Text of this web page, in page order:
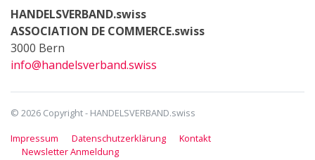
HANDELSVERBAND.swiss
ASSOCIATION DE COMMERCE.swiss
3000 Bern
info@handelsverband.swiss
© 2026 Copyright - HANDELSVERBAND.swiss
Impressum
Datenschutzerklärung
Kontakt
Newsletter Anmeldung